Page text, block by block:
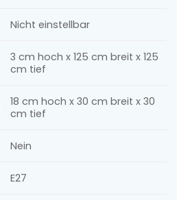
Nicht einstellbar
3 cm hoch x 125 cm breit x 125
cm tief
18 cm hoch x 30 cm breit x 30
cm tief
Nein
E27